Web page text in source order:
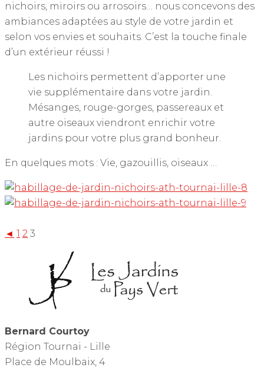
nichoirs, miroirs ou arrosoirs… nous concevons des
ambiances adaptées au style de votre jardin et
selon vos envies et souhaits. C’est la touche finale
d’un extérieur réussi !
Les nichoirs permettent d’apporter une
vie supplémentaire dans votre jardin.
Mésanges, rouge-gorges, passereaux et
autre oiseaux viendront enrichir votre
jardins pour votre plus grand bonheur.
En quelques mots : Vie, gazouillis, oiseaux …
◄ 1 2 3
Bernard Courtoy
Région Tournai - Lille
Place de Moulbaix, 4